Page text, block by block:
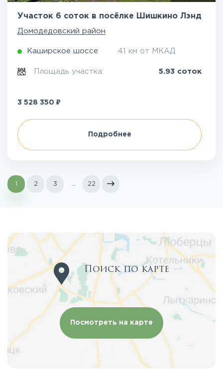
Участок 6 соток в посёлке Шишкино Лэнд
Домодедовский район
Каширское шоссе 41 км от МКАД
Площадь участка: 5.93 соток
3 528 350 ₽
Подробнее
1 2 3 22
Поиск по карте
Посмотреть на карте